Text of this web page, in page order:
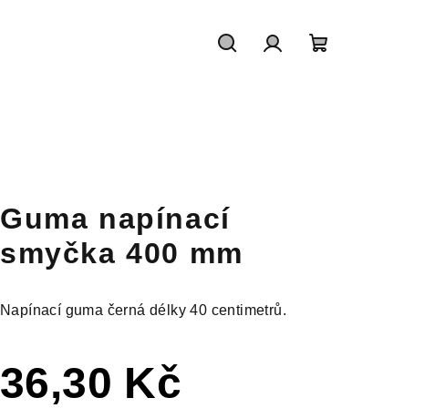
Guma napínací
smyčka 400 mm
Napínací guma černá délky 40 centimetrů.
36,30 Kč